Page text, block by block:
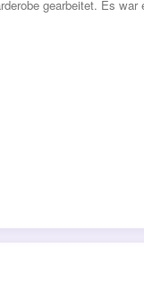
gearbeitet. Es